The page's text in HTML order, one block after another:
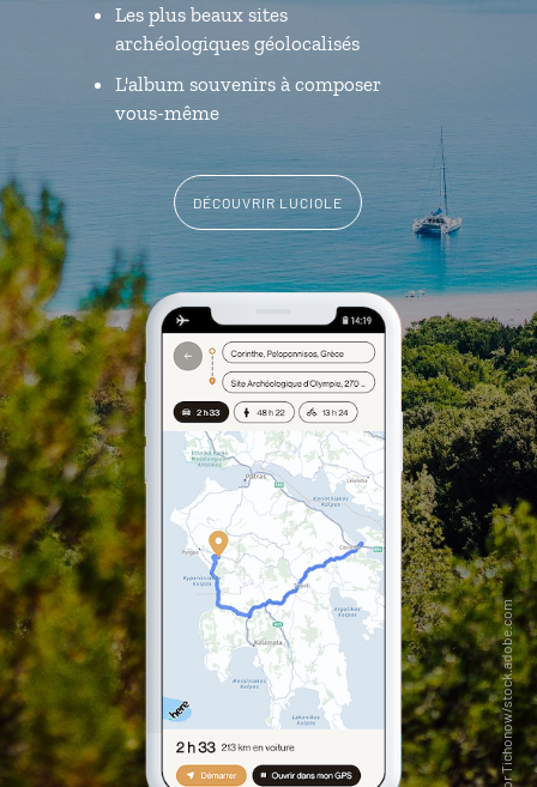
Les plus beaux sites
archéologiques géolocalisés
L'album souvenirs à composer
vous-même
DÉCOUVRIR LUCIOLE